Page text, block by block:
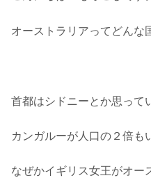
オーストラリアってどんな
首都はシドニーとか思って
カンガルーが人口の２倍も
なぜかイギリス女王がオー